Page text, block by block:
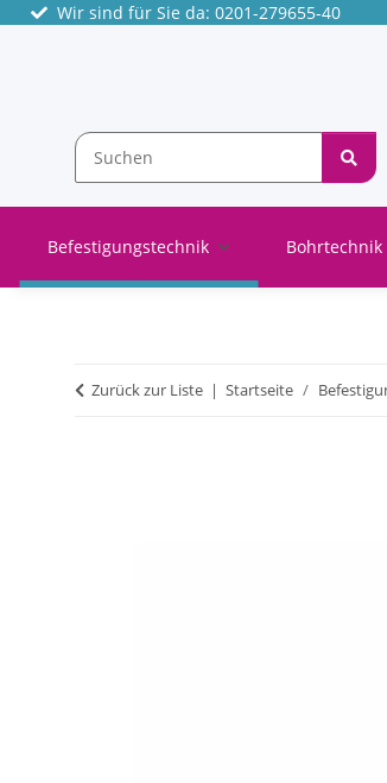
Wir sind für Sie da: 0201-279655-40
Befestigungstechnik Bohrtechnik
Zurück zur Liste Startseite